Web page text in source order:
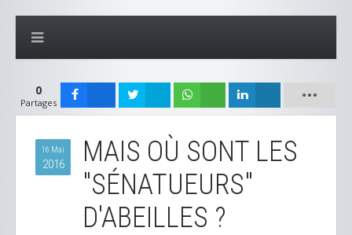
0
Partages
16 Mai
2016
MAIS OÙ SONT LES
"SÉNATUEURS"
D'ABEILLES ?